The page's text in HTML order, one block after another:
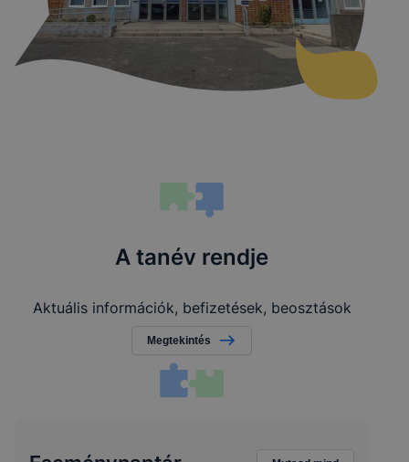
A tanév rendje
Aktuális információk, befizetések, beosztások
Megtekintés